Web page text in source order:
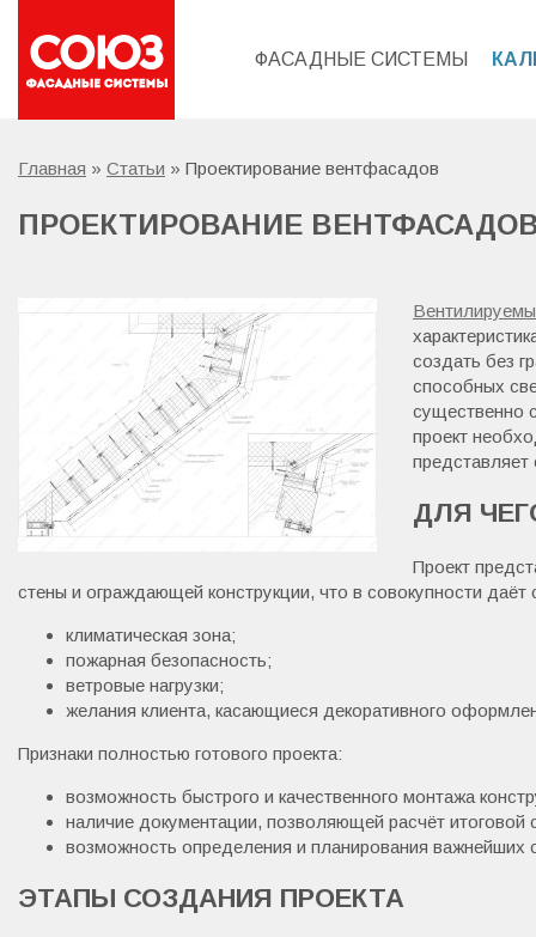
ФАСАДНЫЕ СИСТЕМЫ
Главная » Статьи » Проектирование вентфасадов
ПРОЕКТИРОВАНИЕ
создать без
способных
существенно
проект
представляет
ДЛЯ
Проект
стены и ограждающей конструкции, что в совокупности
климатическая зона;
пожарная безопасность;
ветровые нагрузки;
желания клиента, касающиеся декоративного
Признаки полностью готового проекта:
возможность быстрого и качественного монтажа
наличие документации, позволяющей расчёт итоговой
возможность определения и планирования
ЭТАПЫ СОЗДАНИЯ ПРОЕКТА